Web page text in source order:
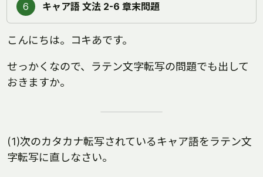
6 キャア語 文法 2-6 章末問題
こんにちは。コキあです。
せっかくなので、ラテン文字転写の問題でも出して
おきますか。
(1)次のカタカナ転写されているキャア語をラテン文
字転写に直しなさい。